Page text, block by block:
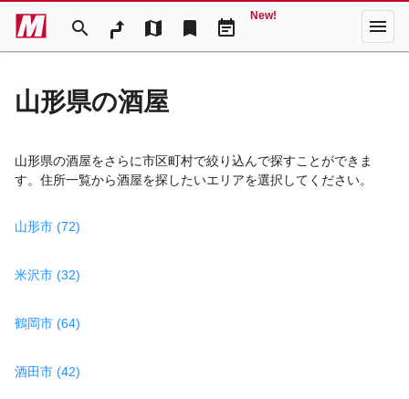
search map bookmark event_note
New! menu
山形県の酒屋
山形県の酒屋をさらに市区町村で絞り込んで探すことができま
す。住所一覧から酒屋を探したいエリアを選択してください。
山形市 (72)
米沢市 (32)
鶴岡市 (64)
酒田市 (42)